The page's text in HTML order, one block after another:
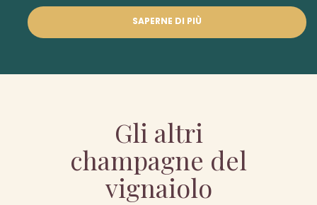
SAPERNE DI PIÙ
Gli altri
champagne del
vignaiolo